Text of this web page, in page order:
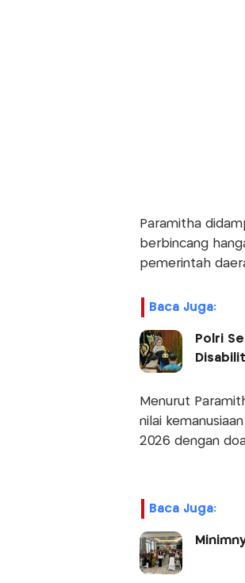
Paramitha
berbincang
pemerintah
Baca Juga:
Polri
Menurut
nilai
2026 dengan
Baca Juga: